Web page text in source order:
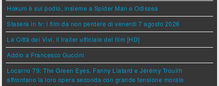
Hokum è sul podio, insieme a Spider Man e Odissea
Stasera in tv: i film da non perdere di venerdì 7 agosto 2026
La Città dei Vivi, il trailer ufficiale del film [HD]
Addio a Francesco Guccini
Locarno 79: The Green Eyes, Fanny Liatard e Jérémy Trouilh
affrontano la loro opera seconda con grande tensione morale